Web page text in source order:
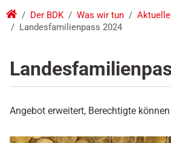
Der BDK Was wir tun
Landesfamilienpass 2024
Angebot erweitert, Berechtigte